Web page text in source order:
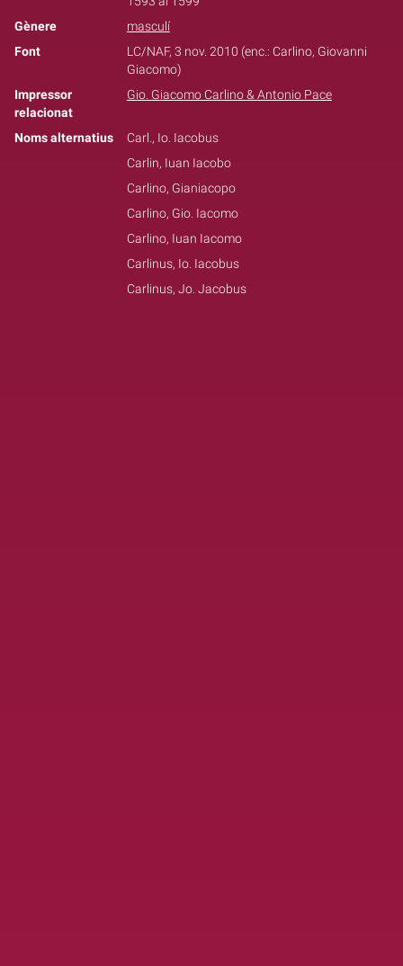
Gènere
masculí
Font
LC/NAF, 3 nov. 2010 (enc.: Carlino, Giovanni
Giacomo)
Impressor
relacionat
Gio. Giacomo Carlino & Antonio Pace
Noms alternatius
Carl., Io. Iacobus
Carlin, Iuan Iacobo
Carlino, Gianiacopo
Carlino, Gio. Iacomo
Carlino, Iuan Iacomo
Carlinus, Io. Iacobus
Carlinus, Jo. Jacobus